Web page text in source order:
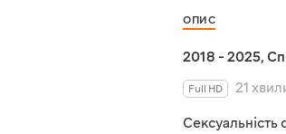
ОПИС
2018 - 2025,
Full HD
21
Сексуальність